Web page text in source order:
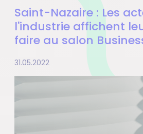
Saint-Nazaire : Les
l'industrie affichent
faire au salon
31.05.2022